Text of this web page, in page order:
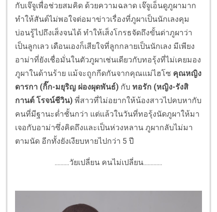
กับเจ๊จูเพื่อช่วยสมคิด ด้วยความฉลาด เจ๊จูเอ็นดูภูผามาก
ทำให้สันต์ไม่พอใจต่อมาข่าวเรื่องที่ภูผาเป็นนักเลงคุม
บ่อนรู้ไปถึงเส็งจนได้ ทำให้เส็งโกรธจัดถึงขั้นด่าภูผาว่า
เป็นลูกเลว เดือนเองก็เสียใจที่ลูกกลายเป็นนักเลง มีเพียง
อาม่าที่ยังเชื่อมั่นในตัวภูผาเช่นเดียวกับทอรุ้งที่ไม่เคยมอง
ภูผาในด้านร้าย แม้จะถูกกีดกันจากคุณแม่ไฮโซ คุณหญิง
ดารกา (กิ๊ก-มยุริญ ผ่องผุดพันธ์) กับ ทอรัก (หญิง-รังสิ
กานต์ โรจน์ชีวิน) พี่สาวที่ไม่อยากให้น้องสาวไปคบหากับ
คนที่มีฐานะต่ำชั้นกว่า แต่แล้วในวันที่ทอรุ้งนัดภูผาให้มา
เจอกับอาม่าซึ่งคิดถึงและเป็นห่วงหลาน ภูผากลับไม่มา
ตามนัด อีกทั้งยังเงียบหายไปกว่า 5 ปี
..........วัยเปลี่ยน คนไม่เปลี่ยน.............